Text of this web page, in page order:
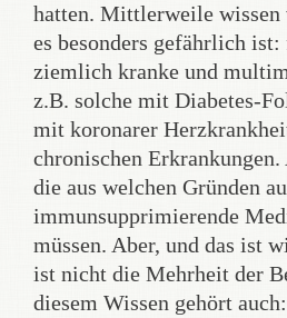
hatten. Mittlerweile wissen
es besonders gefährlich
ziemlich kranke und
z.B. solche mit Diabetes-
mit koronarer
chronischen
die aus welchen Gründen
immunsupprimierende
müssen. Aber, und das ist
ist nicht die Mehrheit der
diesem Wissen gehört